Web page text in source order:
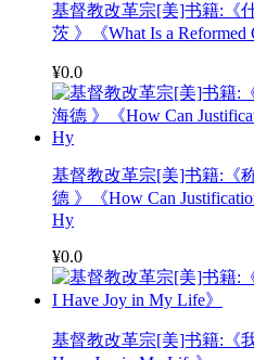
基督教改革宗[美]书籍:《
茨 》《What Is a Reformed
¥0.0
基督教改革宗[美]书籍:《
德 》《How Can
Hy
¥0.0
基督教改革宗[美]书籍:《